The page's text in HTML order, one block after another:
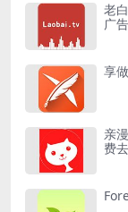
老
广
享
亲
费